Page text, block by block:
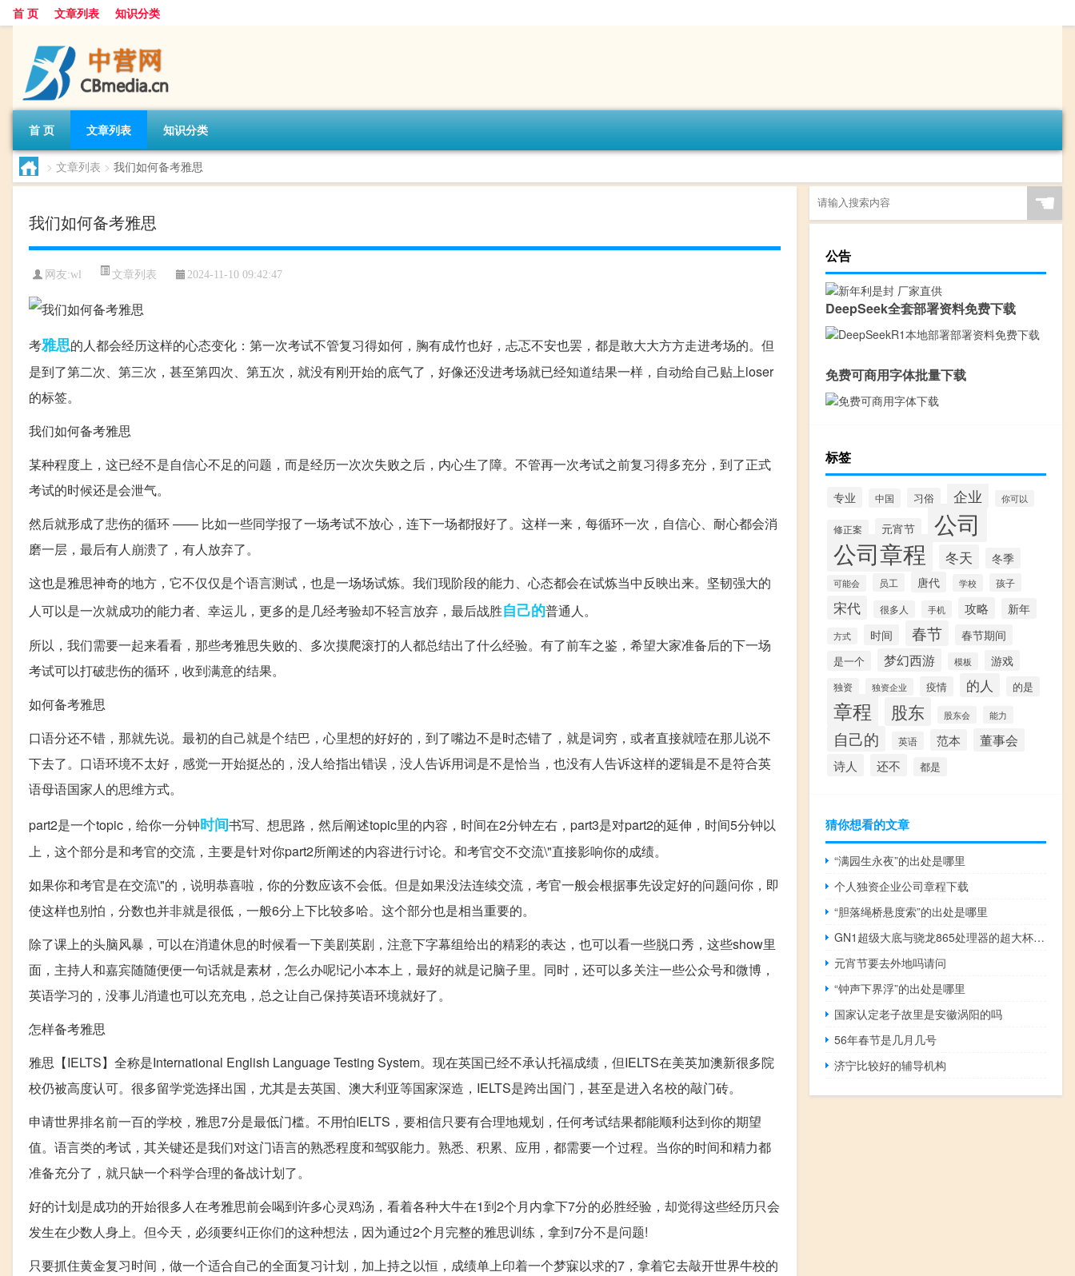
首 页 文章列表 知识分类
首 页 文章列表 知识分类
> 文章列表 > 我们如何备考雅思
我们如何备考雅思
网友:wl 文章列表 2024-11-10 09:42:47
考雅思的人都会经历这样的心态变化：第一次考试不管复习得如何，胸有成竹也好，忐忑不安也罢，都是敢大大方方走进考场的。但
是到了第二次、第三次，甚至第四次、第五次，就没有刚开始的底气了，好像还没进考场就已经知道结果一样，自动给自己贴上loser
的标签。
我们如何备考雅思
某种程度上，这已经不是自信心不足的问题，而是经历一次次失败之后，内心生了障。不管再一次考试之前复习得多充分，到了正式
考试的时候还是会泄气。
然后就形成了悲伤的循环 —— 比如一些同学报了一场考试不放心，连下一场都报好了。这样一来，每循环一次，自信心、耐心都会消
磨一层，最后有人崩溃了，有人放弃了。
这也是雅思神奇的地方，它不仅仅是个语言测试，也是一场场试炼。我们现阶段的能力、心态都会在试炼当中反映出来。坚韧强大的
人可以是一次就成功的能力者、幸运儿，更多的是几经考验却不轻言放弃，最后战胜自己的普通人。
所以，我们需要一起来看看，那些考雅思失败的、多次摸爬滚打的人都总结出了什么经验。有了前车之鉴，希望大家准备后的下一场
考试可以打破悲伤的循环，收到满意的结果。
如何备考雅思
口语分还不错，那就先说。最初的自己就是个结巴，心里想的好好的，到了嘴边不是时态错了，就是词穷，或者直接就噎在那儿说不
下去了。口语环境不太好，感觉一开始挺怂的，没人给指出错误，没人告诉用词是不是恰当，也没有人告诉这样的逻辑是不是符合英
语母语国家人的思维方式。
part2是一个topic，给你一分钟时间书写、想思路，然后阐述topic里的内容，时间在2分钟左右，part3是对part2的延伸，时间5分钟以
上，这个部分是和考官的交流，主要是针对你part2所阐述的内容进行讨论。和考官交不交流\"直接影响你的成绩。
如果你和考官是在交流\"的，说明恭喜啦，你的分数应该不会低。但是如果没法连续交流，考官一般会根据事先设定好的问题问你，即
使这样也别怕，分数也并非就是很低，一般6分上下比较多哈。这个部分也是相当重要的。
除了课上的头脑风暴，可以在消遣休息的时候看一下美剧英剧，注意下字幕组给出的精彩的表达，也可以看一些脱口秀，这些show里
面，主持人和嘉宾随随便便一句话就是素材，怎么办呢!记小本本上，最好的就是记脑子里。同时，还可以多关注一些公众号和微博，
英语学习的，没事儿消遣也可以充充电，总之让自己保持英语环境就好了。
怎样备考雅思
雅思【IELTS】全称是International English Language Testing System。现在英国已经不承认托福成绩，但IELTS在美英加澳新很多院
校仍被高度认可。很多留学党选择出国，尤其是去英国、澳大利亚等国家深造，IELTS是跨出国门，甚至是进入名校的敲门砖。
申请世界排名前一百的学校，雅思7分是最低门槛。不用怕IELTS，要相信只要有合理地规划，任何考试结果都能顺利达到你的期望
值。语言类的考试，其关键还是我们对这门语言的熟悉程度和驾驭能力。熟悉、积累、应用，都需要一个过程。当你的时间和精力都
准备充分了，就只缺一个科学合理的备战计划了。
好的计划是成功的开始很多人在考雅思前会喝到许多心灵鸡汤，看着各种大牛在1到2个月内拿下7分的必胜经验，却觉得这些经历只会
发生在少数人身上。但今天，必须要纠正你们的这种想法，因为通过2个月完整的雅思训练，拿到7分不是问题!
只要抓住黄金复习时间，做一个适合自己的全面复习计划，加上持之以恒，成绩单上印着一个梦寐以求的7，拿着它去敲开世界牛校的
☚
公告
DeepSeek全套部署资料免费下载
免费可商用字体批量下载
标签
专业 中国 习俗 企业 你可以
修正案 元宵节 公司
公司章程 冬天 冬季
可能会 员工 唐代 学校 孩子
宋代 很多人 手机 攻略 新年
方式 时间 春节 春节期间
是一个 梦幻西游 模板 游戏
独资 独资企业 疫情 的人 的是
章程 股东 股东会 能力
自己的 英语 范本 董事会
诗人 还不 都是
猜你想看的文章
“满园生永夜”的出处是哪里
个人独资企业公司章程下载
“胆落绳桥悬度索”的出处是哪里
GN1超级大底与骁龙865处理器的超大杯旗舰vivoX50Pro+正式发布
元宵节要去外地吗请问
“钟声下界浮”的出处是哪里
国家认定老子故里是安徽涡阳的吗
56年春节是几月几号
济宁比较好的辅导机构